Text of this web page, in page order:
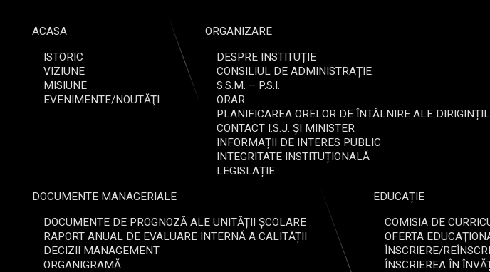
ACASA
ISTORIC
VIZIUNE
MISIUNE
EVENIMENTE/NOUTĂŢI
ORGANIZARE
DESPRE INSTITUȚIE
CONSILIUL DE ADMINISTRAȚIE
S.S.M. – P.S.I.
ORAR
PLANIFICAREA ORELOR DE ÎNTÂLNIRE ALE
CONTACT I.S.J. ȘI MINISTER
INFORMAȚII DE INTERES PUBLIC
INTEGRITATE INSTITUȚIONALĂ
LEGISLAȚIE
DOCUMENTE MANAGERIALE
DOCUMENTE DE PROGNOZĂ ALE UNITĂȚII ȘCOLARE
RAPORT ANUAL DE EVALUARE INTERNĂ A CALITĂȚII
DECIZII MANAGEMENT
ORGANIGRAMĂ
EDUCAȚIE
COMISIA DE
OFERTA
ÎNSCRIERE/
ÎNSCRIEREA ÎN